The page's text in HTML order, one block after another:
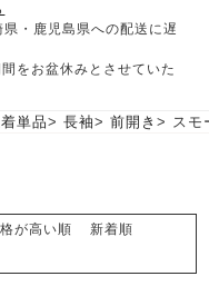
胸が目立たない
つくるパジャマとは
・鹿児島県への配送に遅
をお盆休みとさせていた
単品 長袖 前開き スモ
が高い順
新着順